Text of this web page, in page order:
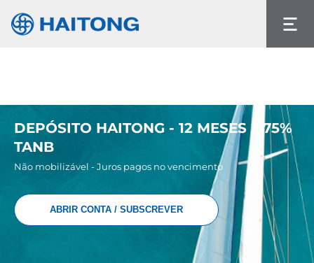
O conteúdo atual não existe no idioma que
selecionou.
DEPÓSITO HAITONG - 12 MESES 2,75%
TANB
Não mobilizável - Juros pagos no vencimento
ABRIR CONTA / SUBSCREVER